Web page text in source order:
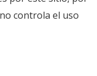
controla el uso